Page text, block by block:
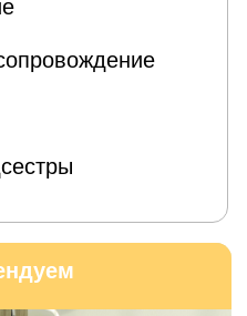
стресс,
другого
Лобни